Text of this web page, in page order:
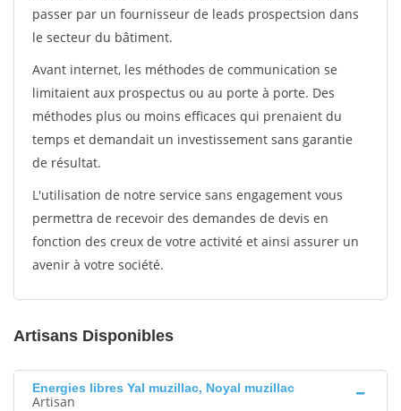
passer par un fournisseur de leads prospectsion dans
le secteur du bâtiment.
Avant internet, les méthodes de communication se
limitaient aux prospectus ou au porte à porte. Des
méthodes plus ou moins efficaces qui prenaient du
temps et demandait un investissement sans garantie
de résultat.
L'utilisation de notre service sans engagement vous
permettra de recevoir des demandes de devis en
fonction des creux de votre activité et ainsi assurer un
avenir à votre société.
Artisans Disponibles
Energies libres Yal muzillac, Noyal muzillac
Artisan